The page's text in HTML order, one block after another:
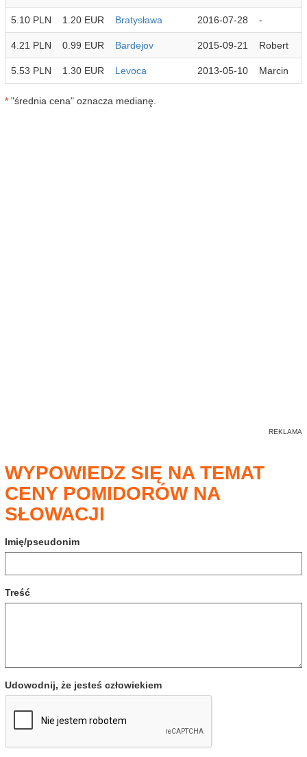
5.10 PLN 1.20 EUR Bratysława 2016-07-28 -
4.21 PLN 0.99 EUR Bardejov 2015-09-21 Robert
5.53 PLN 1.30 EUR Levoca 2013-05-10 Marcin
* "średnia cena" oznacza medianę.
WYPOWIEDZ SIĘ NA TEMAT
CENY POMIDORÓW NA
SŁOWACJI
Imię/pseudonim
Treść
Udowodnij, że jesteś człowiekiem